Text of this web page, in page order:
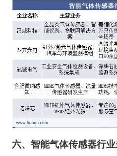
六、智能气体传感器行